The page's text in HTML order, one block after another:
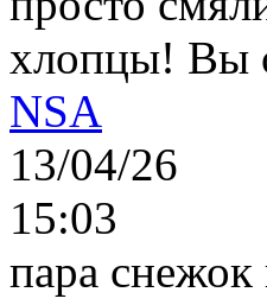
хлопцы! Вы
NSA
13/04/26
15:03
пара